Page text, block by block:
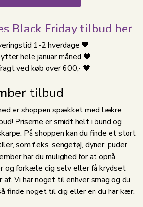
Black Friday tilbud her
1-2 hverdage 🖤
hele januar måned 🖤
ved køb over 600,- 🖤
tilbud
er shoppen spækket med lækre
Priserne er smidt helt i bund og
På shoppen kan du finde et stort
som f.eks. sengetøj, dyner, puder
har du mulighed for at opnå
og forkæle dig selv eller få krydset
Vi har noget til enhver smag og du
finde noget til dig eller en du har kær.